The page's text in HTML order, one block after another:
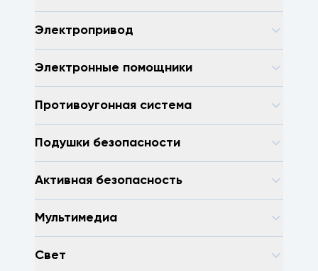
Электропривод
Электронные помощники
Противоугонная система
Подушки безопасности
Активная безопасность
Мультимедиа
Свет